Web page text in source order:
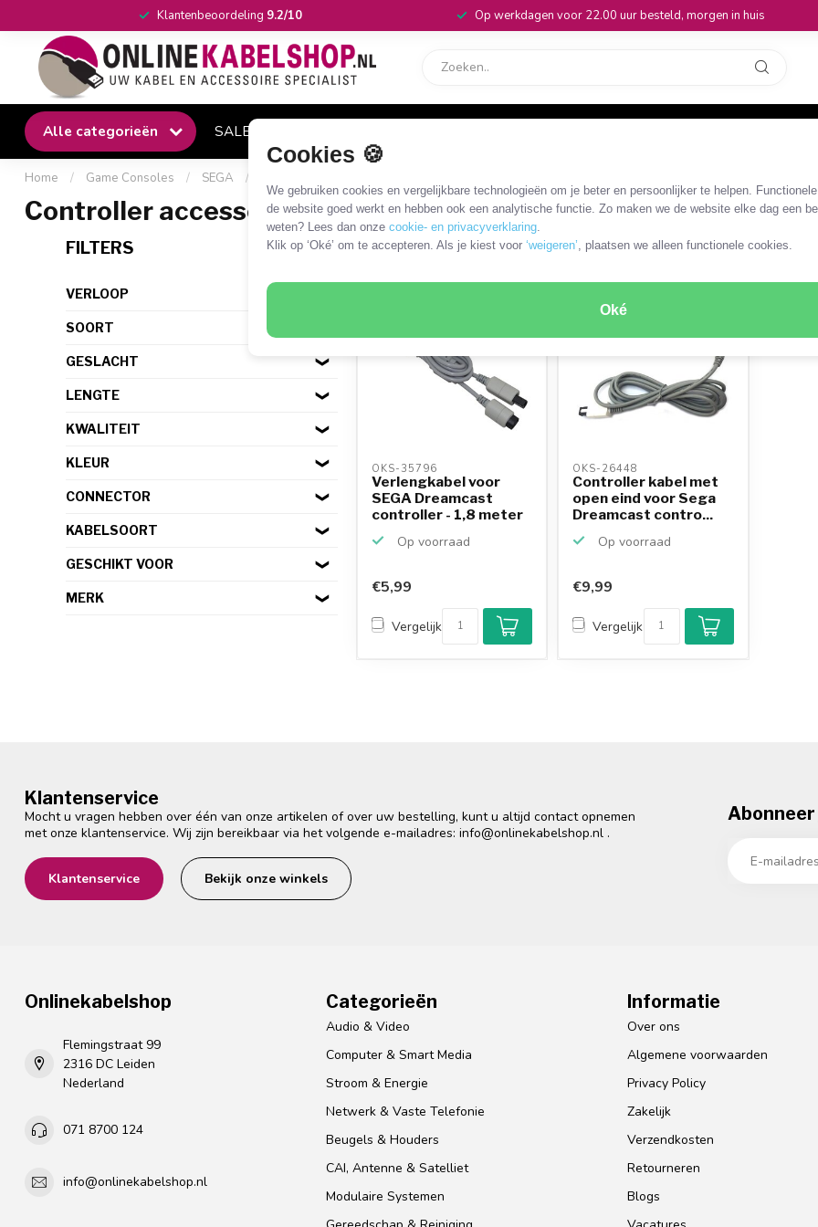
Cookies 🍪
We gebruiken cookies en vergelijkbare technologieën om je beter en persoonlijker te helpen.
de website goed werkt en hebben ook een analytische functie. Zo maken we de website elke dag een
weten? Lees dan onze cookie- en privacyverklaring.
Klik op ‘Oké’ om te accepteren. Als je kiest voor ‘weigeren’, plaatsen we alleen functionele cookies.
Oké
Klantenbeoordeling 9.2/10 Op werkdagen voor 22.00 uur besteld, morgen in huis
Alle categorieën SALE
Home / Game Consoles / SEGA /
Controller accessoires
FILTERS
VERLOOP
SOORT
GESLACHT
LENGTE
KWALITEIT
KLEUR
CONNECTOR
KABELSOORT
GESCHIKT VOOR
MERK
2 PRODUCTEN
OKS-35796
Verlengkabel voor
SEGA Dreamcast
controller - 1,8 meter
Op voorraad
€5,99
Vergelijk
OKS-26448
Controller kabel met
open eind voor Sega
Dreamcast contro...
Op voorraad
€9,99
Vergelijk
Klantenservice
Mocht u vragen hebben over één van onze artikelen of over uw bestelling, kunt u altijd contact opnemen
met onze klantenservice. Wij zijn bereikbaar via het volgende e-mailadres: info@onlinekabelshop.nl .
Klantenservice Bekijk onze winkels
Onlinekabelshop
Flemingstraat 99
2316 DC Leiden
Nederland
071 8700 124
info@onlinekabelshop.nl
Categorieën
Audio & Video
Computer & Smart Media
Stroom & Energie
Netwerk & Vaste Telefonie
Beugels & Houders
CAI, Antenne & Satelliet
Modulaire Systemen
Informatie
Over ons
Algemene voorwaarden
Privacy Policy
Zakelijk
Verzendkosten
Retourneren
Blogs